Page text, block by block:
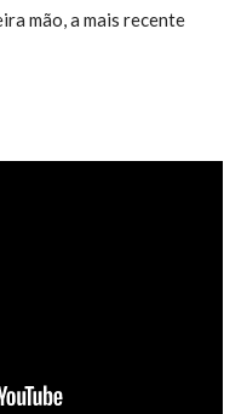
mão, a mais recente